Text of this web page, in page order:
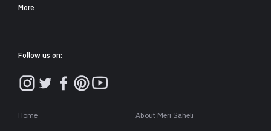
More
Follow us on:
Home About Meri Saheli